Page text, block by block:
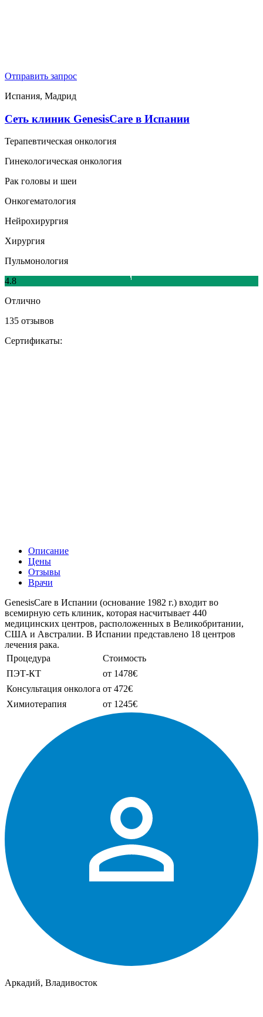
Отправить запрос
Испания, Мадрид
Сеть клиник GenesisСare в Испании
Терапевтическая онкология
Гинекологическая онкология
Рак головы и шеи
Онкогематология
Нейрохирургия
Хирургия
Пульмонология
4.8
Отлично
135 отзывов
Сертификаты:
Описание
Цены
Отзывы
Врачи
GenesisCare в Испании (основание 1982 г.) входит во
всемирную сеть клиник, которая насчитывает 440
медицинских центров, расположенных в Великобритании,
США и Австралии. В Испании представлено 18 центров
лечения рака.
Процедура
Стоимость
ПЭТ-КТ
от 1478€
Консультация онколога от 472€
Химиотерапия
от 1245€
Аркадий, Владивосток